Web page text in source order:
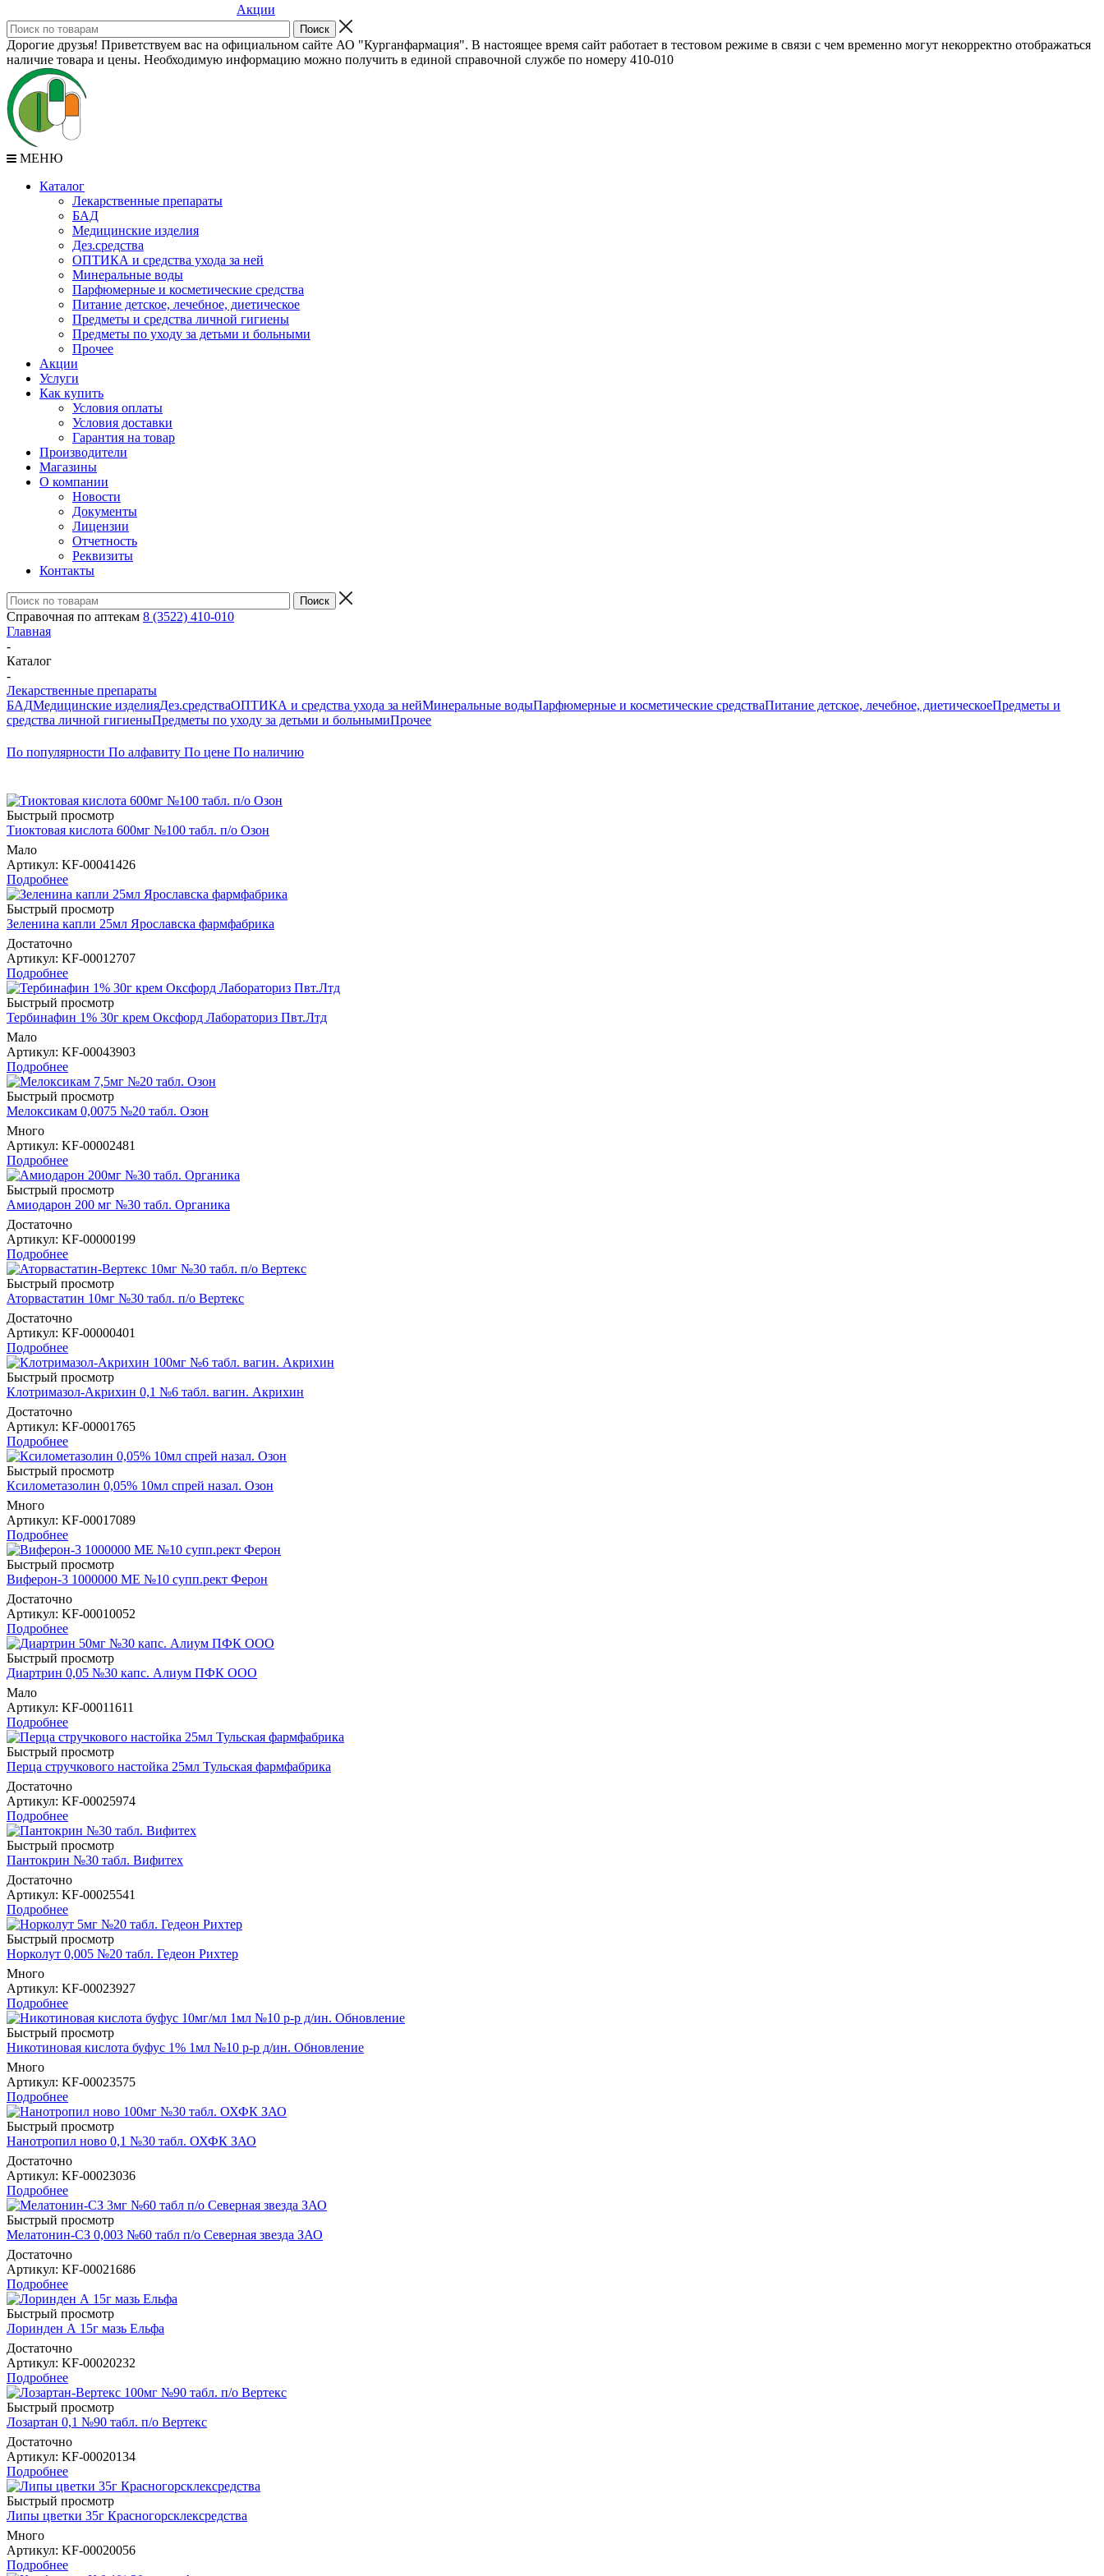
Акции
Дорогие друзья! Приветствуем вас на официальном сайте АО "Курганфармация". В настоящее время сайт работает в тестовом режиме в связи с чем временно могут некорректно отображаться
наличие товара и цены. Необходимую информацию можно получить в единой справочной службе по номеру 410-010
МЕНЮ
Каталог
Лекарственные препараты
БАД
Медицинские изделия
Дез.средства
ОПТИКА и средства ухода за ней
Минеральные воды
Парфюмерные и косметические средства
Питание детское, лечебное, диетическое
Предметы и средства личной гигиены
Предметы по уходу за детьми и больными
Прочее
Акции
Услуги
Как купить
Условия оплаты
Условия доставки
Гарантия на товар
Производители
Магазины
О компании
Новости
Документы
Лицензии
Отчетность
Реквизиты
Контакты
Справочная по аптекам 8 (3522) 410-010
Главная
-
Каталог
-
Лекарственные препараты
БАДМедицинские изделияДез.средстваОПТИКА и средства ухода за нейМинеральные водыПарфюмерные и косметические средстваПитание детское, лечебное, диетическоеПредметы и
средства личной гигиеныПредметы по уходу за детьми и больнымиПрочее
По популярности По алфавиту По цене По наличию
Быстрый просмотр
Тиоктовая кислота 600мг №100 табл. п/о Озон
Мало
Артикул: KF-00041426
Подробнее
Быстрый просмотр
Зеленина капли 25мл Ярославска фармфабрика
Достаточно
Артикул: KF-00012707
Подробнее
Быстрый просмотр
Тербинафин 1% 30г крем Оксфорд Лабораториз Пвт.Лтд
Мало
Артикул: KF-00043903
Подробнее
Быстрый просмотр
Мелоксикам 0,0075 №20 табл. Озон
Много
Артикул: KF-00002481
Подробнее
Быстрый просмотр
Амиодарон 200 мг №30 табл. Органика
Достаточно
Артикул: KF-00000199
Подробнее
Быстрый просмотр
Аторвастатин 10мг №30 табл. п/о Вертекс
Достаточно
Артикул: KF-00000401
Подробнее
Быстрый просмотр
Клотримазол-Акрихин 0,1 №6 табл. вагин. Акрихин
Достаточно
Артикул: KF-00001765
Подробнее
Быстрый просмотр
Ксилометазолин 0,05% 10мл спрей назал. Озон
Много
Артикул: KF-00017089
Подробнее
Быстрый просмотр
Виферон-3 1000000 МЕ №10 супп.рект Ферон
Достаточно
Артикул: KF-00010052
Подробнее
Быстрый просмотр
Диартрин 0,05 №30 капс. Алиум ПФК ООО
Мало
Артикул: KF-00011611
Подробнее
Быстрый просмотр
Перца стручкового настойка 25мл Тульская фармфабрика
Достаточно
Артикул: KF-00025974
Подробнее
Быстрый просмотр
Пантокрин №30 табл. Вифитех
Достаточно
Артикул: KF-00025541
Подробнее
Быстрый просмотр
Норколут 0,005 №20 табл. Гедеон Рихтер
Много
Артикул: KF-00023927
Подробнее
Быстрый просмотр
Никотиновая кислота буфус 1% 1мл №10 р-р д/ин. Обновление
Много
Артикул: KF-00023575
Подробнее
Быстрый просмотр
Нанотропил ново 0,1 №30 табл. ОХФК ЗАО
Достаточно
Артикул: KF-00023036
Подробнее
Быстрый просмотр
Мелатонин-СЗ 0,003 №60 табл п/о Северная звезда ЗАО
Достаточно
Артикул: KF-00021686
Подробнее
Быстрый просмотр
Лоринден А 15г мазь Ельфа
Достаточно
Артикул: KF-00020232
Подробнее
Быстрый просмотр
Лозартан 0,1 №90 табл. п/о Вертекс
Достаточно
Артикул: KF-00020134
Подробнее
Быстрый просмотр
Липы цветки 35г Красногорсклексредства
Много
Артикул: KF-00020056
Подробнее